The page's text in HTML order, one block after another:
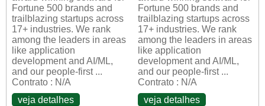
Fortune 500 brands and
trailblazing startups across
17+ industries. We rank
among the leaders in areas
like application
development and AI/ML,
and our people-first ...
Contrato : N/A
veja detalhes
Fortune 500 brands and
trailblazing startups across
17+ industries. We rank
among the leaders in areas
like application
development and AI/ML,
and our people-first ...
Contrato : N/A
veja detalhes